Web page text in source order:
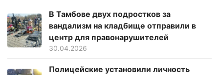
В Тамбове двух подростков за
вандализм на кладбище отправили в
центр для правонарушителей
30.04.2026
Полицейские установили личность